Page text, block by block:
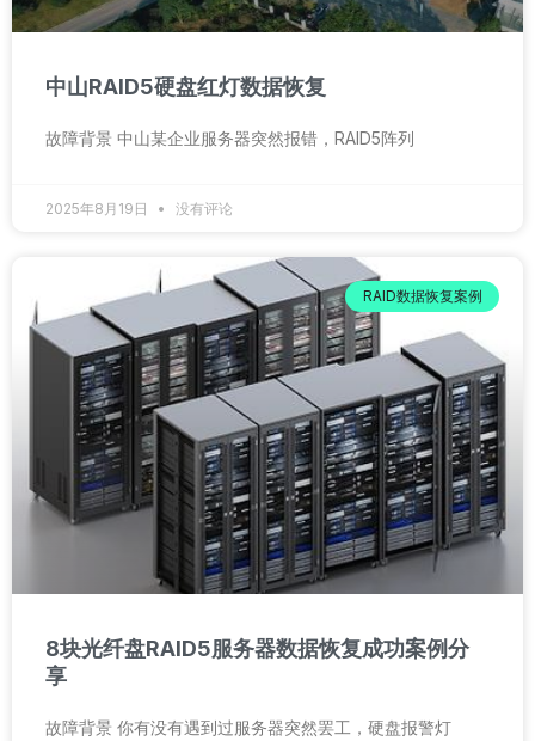
中山RAID5硬盘红灯数据恢复
故障背景 中山某企业服务器突然报错，RAID5阵列
2025年8月19日 没有评论
RAID数据恢复案例
8块光纤盘RAID5服务器数据恢复成功案例分
享
故障背景 你有没有遇到过服务器突然罢工，硬盘报警灯